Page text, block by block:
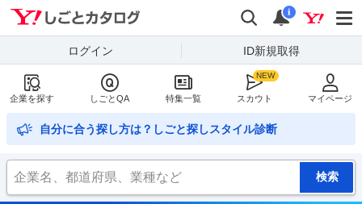
検索
通知
i
ログイン ID新規取得
企業を探す しごとQA 特集一覧 スカウト マイページ
自分に合う探し方は？しごと探しスタイル診断